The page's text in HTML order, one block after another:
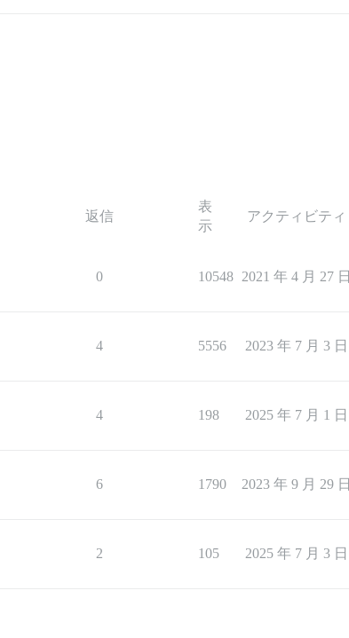
返信
表
示
アクティビティ
0 10548 2021 年 4 月 27 日
4 5556 2023 年 7 月 3 日
4 198 2025 年 7 月 1 日
6 1790 2023 年 9 月 29 日
2 105 2025 年 7 月 3 日